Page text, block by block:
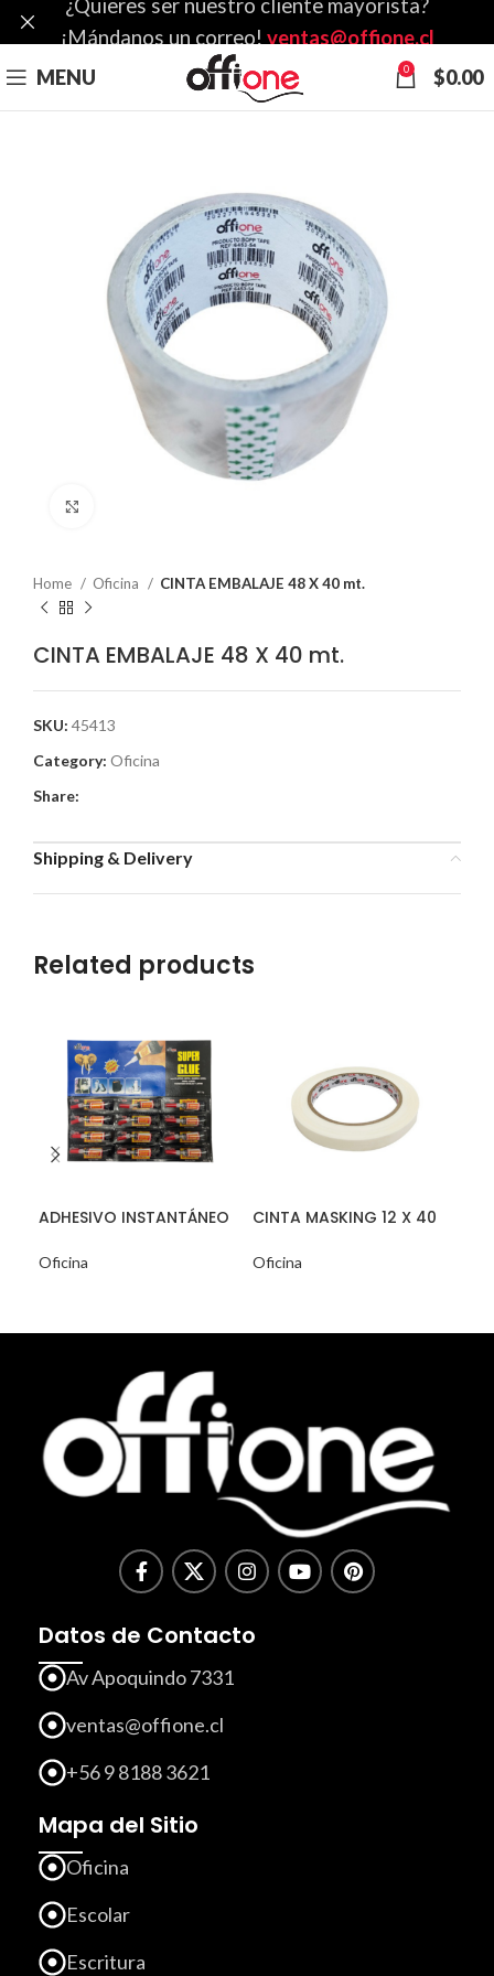
MENU 0 $0.00
Home Oficina CINTA EMBALAJE 48 X 40 mt.
CINTA EMBALAJE 48 X 40 mt.
SKU: 45413
Category: Oficina
Share:
Shipping & Delivery
Related products
ADHESIVO INSTANTÁNEO
Oficina
CINTA MASKING 12 X 40
Oficina
Datos de Contacto
Av Apoquindo 7331
ventas@offione.cl
+56 9 8188 3621
Mapa del Sitio
Oficina
Escolar
Escritura
¿Quieres ser nuestro cliente mayorista?
¡Mándanos un correo! ventas@offione.cl